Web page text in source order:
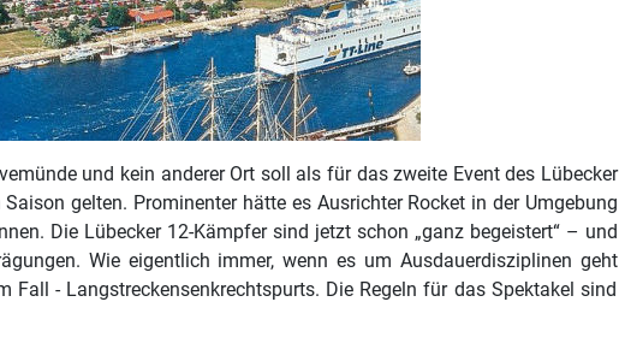
und kein anderer Ort soll als für das zweite Event des Lübecker
gelten. Prominenter hätte es Ausrichter Rocket in der Umgebung
Die Lübecker 12-Kämpfer sind jetzt schon „ganz begeistert“ – und
Wie eigentlich immer, wenn es um Ausdauerdisziplinen geht
Fall - Langstreckensenkrechtspurts. Die Regeln für das Spektakel sind